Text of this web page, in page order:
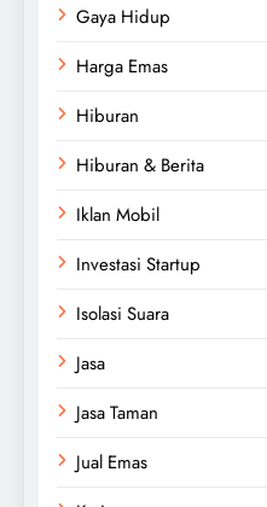
Gaya Hidup
Harga Emas
Hiburan
Hiburan & Berita
Iklan Mobil
Investasi Startup
Isolasi Suara
Jasa
Jasa Taman
Jual Emas